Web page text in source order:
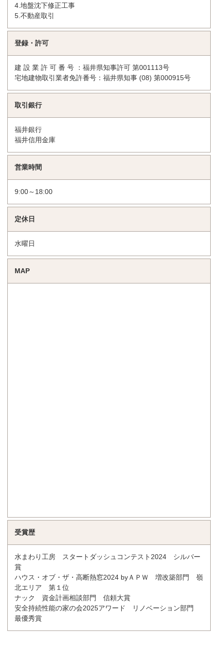
4.地盤沈下修正工事
5.不動産取引
登録・許可
建 設 業 許 可 番 号 ：福井県知事許可 第001113号
宅地建物取引業者免許番号：福井県知事 (08) 第000915号
取引銀行
福井銀行
福井信用金庫
営業時間
9:00～18:00
定休日
水曜日
MAP
受賞歴
水まわり工房 スタートダッシュコンテスト2024 シルバー
賞
ハウス・オブ・ザ・高断熱窓2024 byＡＰＷ 増改築部門 嶺
北エリア 第１位
ナック 資金計画相談部門 信頼大賞
安全持続性能の家の会2025アワード リノベーション部門
最優秀賞